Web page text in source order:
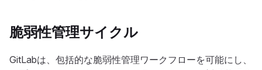
脆弱性管理サイクル
GitLabは、包括的な脆弱性管理ワークフローを可能にし、